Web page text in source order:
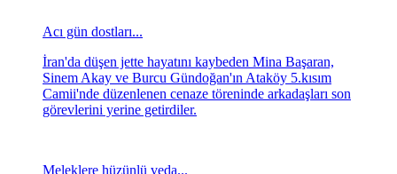
Acı gün dostları...
İran'da düşen jette hayatını kaybeden Mina Başaran,
Sinem Akay ve Burcu Gündoğan'ın Ataköy 5.kısım
Camii'nde düzenlenen cenaze töreninde arkadaşları son
görevlerini yerine getirdiler.
Meleklere hüzünlü veda...